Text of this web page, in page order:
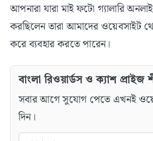
আপনারা যারা মাই ফটো গ্যালারি
করছিলেন তারা আমাদের ওয়েবসাইট
করে ব্যবহার করতে পারেন।
বাংলা রিওয়ার্ডস ও ক্যাশ প্রাইজ
সবার আগে সুযোগ পেতে এখনই
দিন।